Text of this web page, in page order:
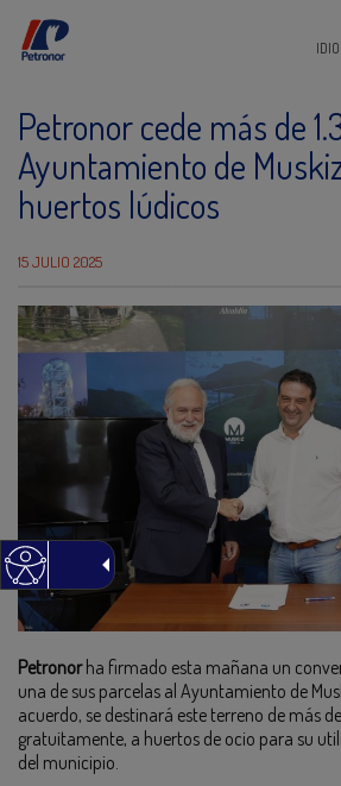
Petronor cede más de
Ayuntamiento de
huertos lúdicos
15 JULIO 2025
Petronor ha firmado esta mañana un
una de sus parcelas al Ayuntamiento de
acuerdo, se destinará este terreno de más
gratuitamente, a huertos de ocio para su
del municipio.